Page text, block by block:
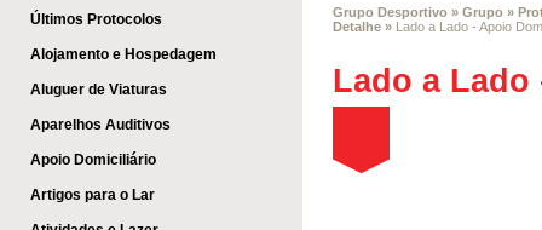
Últimos Protocolos
Alojamento e Hospedagem
Aluguer de Viaturas
Aparelhos Auditivos
Apoio Domiciliário
Artigos para o Lar
Grupo Desportivo » Grupo »
Detalhe » Lado a Lado - Apoio
Lado a